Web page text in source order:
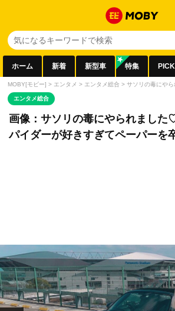
ホーム 新着 新型車 特集
MOBY[モビー] > エンタメ > エンタメ総合 > サソリの毒にや
エンタメ総合
画像：サソリの毒にやられました
パイダーが好きすぎてペーパーを